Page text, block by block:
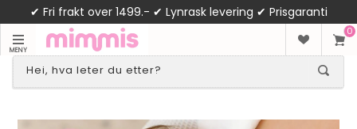
✔ Fri frakt over 1499.- ✔ Lynrask levering ✔ Prisgaranti
MENY
0